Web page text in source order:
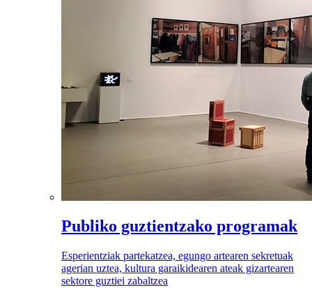
Publiko guztientzako programak
Esperientziak partekatzea, egungo artearen sekretuak
agerian uztea, kultura garaikidearen ateak gizartearen
sektore guztiei zabaltzea